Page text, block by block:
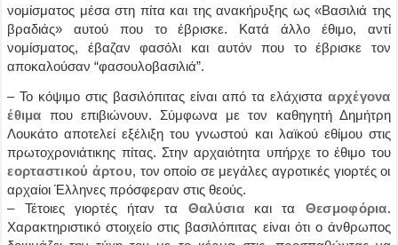
νομίσματος μέσα στη πίτα και της ανακήρυξης ως «Βασιλιά της
βραδιάς» αυτού που το έβρισκε. Κατά άλλο έθιμο, αντί
νομίσματος, έβαζαν φασόλι και αυτόν που το έβρισκε τον
αποκαλούσαν “φασουλοβασιλιά”.
– Το κόψιμο στις βασιλόπιτας είναι από τα ελάχιστααρχέγονα
έθιμα που επιβιώνουν. Σύμφωνα με τον καθηγητή Δημήτρη
Λουκάτο αποτελεί εξέλιξη του γνωστού και λαϊκού εθίμου στις
πρωτοχρονιάτικης πίτας. Στην αρχαιότητα υπήρχε το έθιμο του
εορταστικού άρτου, τον οποίο σε μεγάλες αγροτικές γιορτές οι
αρχαίοι Έλληνες πρόσφεραν στις θεούς.
– Τέτοιες γιορτές ήταν τα Θαλύσιακαι τα Θεσμοφόρια.
Χαρακτηριστικό στοιχείο στις βασιλόπιτας είναι ότι ο άνθρωπος